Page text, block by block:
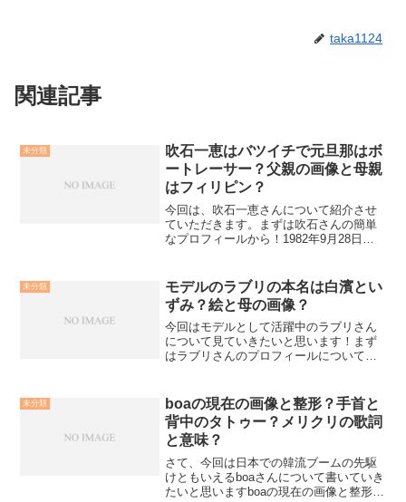
taka1124
関連記事
未分類
吹石一恵はバツイチで元旦那はボ
ートレーサー？父親の画像と母親
はフィリピン？
今回は、吹石一恵さんについて紹介させ
ていただきます。まずは吹石さんの簡単
なプロフィールから！1982年9月28日
さんのドラマ、映画・CMにご出演されて
いますね。...
未分類
モデルのラブリの本名は白濱とい
ずみ？絵と母の画像？
今回はモデルとして活躍中のラブリさん
について見ていきたいと思います！まず
はラブリさんのプロフィールについてラ
日本人で母親がスペイン系フィリピン人
のハーフ。2...
未分類
boaの現在の画像と整形？手首と
背中のタトゥー？メリクリの歌詞
と意味？
さて、今回は日本での韓流ブームの先駆
けともいえるboaさんについて書いていき
たいと思いますboaの現在の画像と整形？